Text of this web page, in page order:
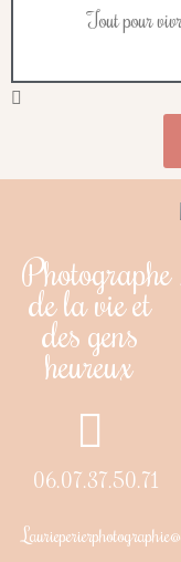
Tout pour
Photographe
de la vie et
des gens
heureux
06.07.37.50.71